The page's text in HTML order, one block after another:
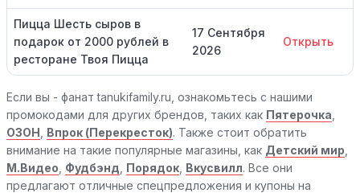
Пицца Шесть сыров в
подарок от 2000 рублей в
ресторане Твоя Пицца
17 Сентября
2026
Открыть
Если вы - фанат tanukifamily.ru, ознакомьтесь с нашими
промокодами для других брендов, таких как Пятерочка
ОЗОН Впрок (Перекресток). Также стоит обратить
внимание на такие популярные магазины, как Детский мир
М.Видео Фудбэнд Порядок Вкусвилл. Все они
предлагают отличные спецпредложения и купоны на